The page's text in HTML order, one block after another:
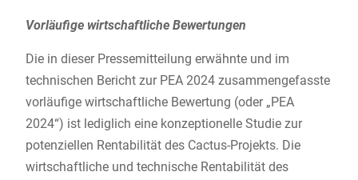
Vorläufige wirtschaftliche Bewertungen
Die in dieser Pressemitteilung erwähnte und im
technischen Bericht zur PEA 2024 zusammengefasste
vorläufige wirtschaftliche Bewertung (oder „PEA
2024“) ist lediglich eine konzeptionelle Studie zur
potenziellen Rentabilität des Cactus-Projekts. Die
wirtschaftliche und technische Rentabilität des